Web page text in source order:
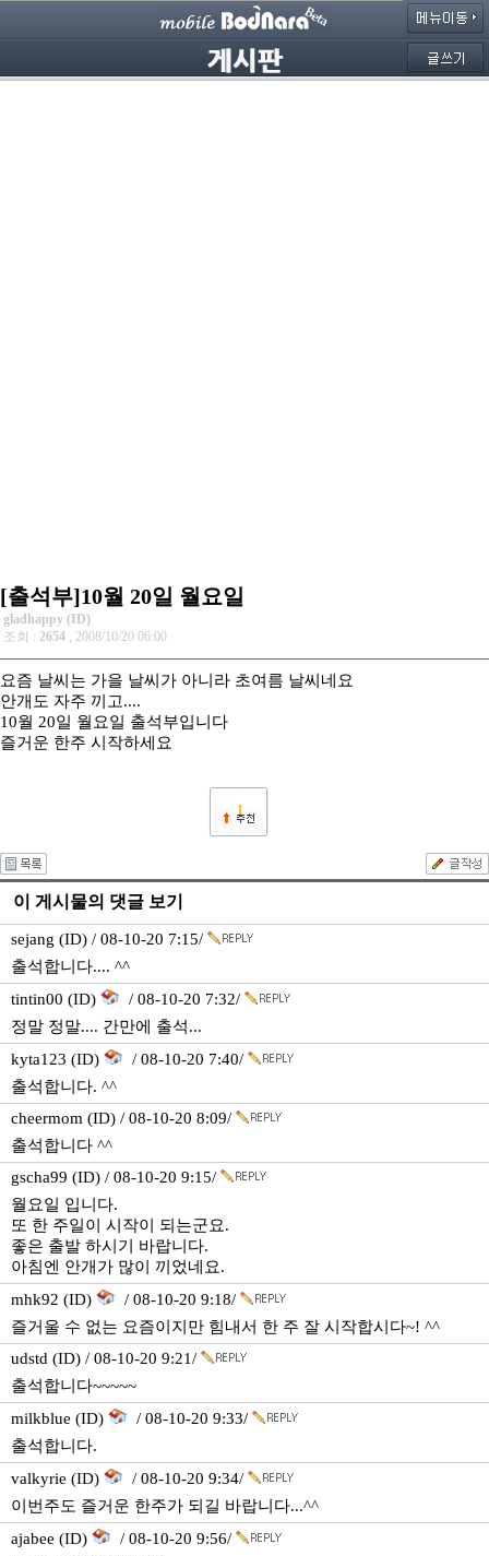
[출석부]10월 20일 월요일
gladhappy (ID)
조회 : 2654 , 2008/10/20 06:00
요즘 날씨는 가을 날씨가 아니라 초여름 날씨네요
안개도 자주 끼고....
10월 20일 월요일 출석부입니다
즐거운 한주 시작하세요
1
이 게시물의 댓글 보기
sejang (ID) / 08-10-20 7:15/
출석합니다.... ^^
tintin00 (ID)
/ 08-10-20 7:32/
정말 정말.... 간만에 출석...
kyta123 (ID)
/ 08-10-20 7:40/
출석합니다. ^^
cheermom (ID) / 08-10-20 8:09/
출석합니다 ^^
gscha99 (ID) / 08-10-20 9:15/
월요일 입니다.
또 한 주일이 시작이 되는군요.
좋은 출발 하시기 바랍니다.
아침엔 안개가 많이 끼었네요.
mhk92 (ID)
/ 08-10-20 9:18/
즐거울 수 없는 요즘이지만 힘내서 한 주 잘 시작합시다~! ^^
udstd (ID) / 08-10-20 9:21/
출석합니다~~~~~
milkblue (ID)
/ 08-10-20 9:33/
출석합니다.
valkyrie (ID)
/ 08-10-20 9:34/
이번주도 즐거운 한주가 되길 바랍니다...^^
ajabee (ID)
/ 08-10-20 9:56/